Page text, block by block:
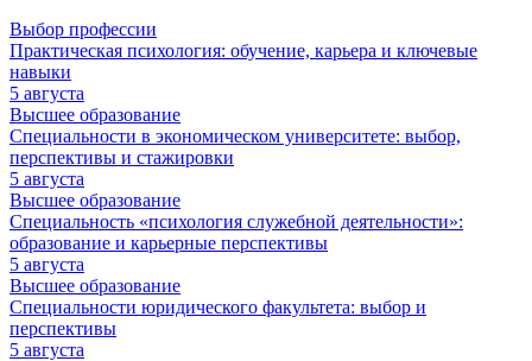
Выбор профессии
Практическая психология: обучение, карьера и ключевые
навыки
5 августа
Высшее образование
Специальности в экономическом университете: выбор,
перспективы и стажировки
5 августа
Высшее образование
Специальность «психология служебной деятельности»:
образование и карьерные перспективы
5 августа
Высшее образование
Специальности юридического факультета: выбор и
перспективы
5 августа